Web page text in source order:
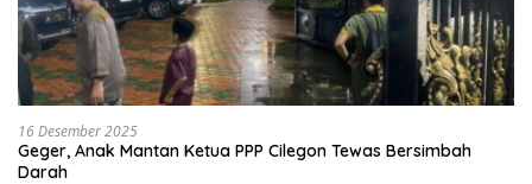
16 Desember 2025
Geger, Anak Mantan Ketua PPP Cilegon Tewas Bersimbah
Darah